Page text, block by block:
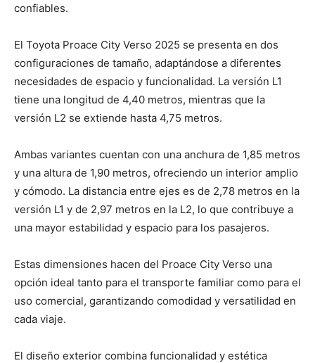
confiables.
El Toyota Proace City Verso 2025 se presenta en dos
configuraciones de tamaño, adaptándose a diferentes
necesidades de espacio y funcionalidad. La versión L1
tiene una longitud de 4,40 metros, mientras que la
versión L2 se extiende hasta 4,75 metros.
Ambas variantes cuentan con una anchura de 1,85 metros
y una altura de 1,90 metros, ofreciendo un interior amplio
y cómodo. La distancia entre ejes es de 2,78 metros en la
versión L1 y de 2,97 metros en la L2, lo que contribuye a
una mayor estabilidad y espacio para los pasajeros.
Estas dimensiones hacen del Proace City Verso una
opción ideal tanto para el transporte familiar como para el
uso comercial, garantizando comodidad y versatilidad en
cada viaje.
El diseño exterior combina funcionalidad y estética